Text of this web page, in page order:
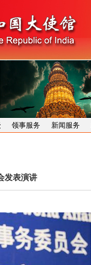
领事服务 新闻服务
发表演讲